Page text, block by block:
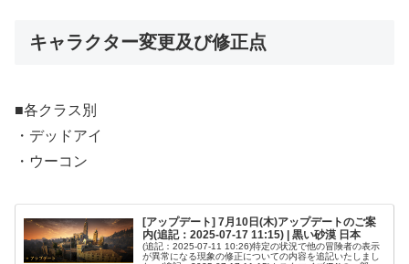
キャラクター変更及び修正点
■各クラス別
・デッドアイ
・ウーコン
[アップデート] 7月10日(木)アップデートのご案
内(追記：2025-07-17 11:15) | 黒い砂漠 日本
(追記：2025-07-11 10:26)特定の状況で他の冒険者の表示
が異常になる現象の修正についての内容を追記いたしまし